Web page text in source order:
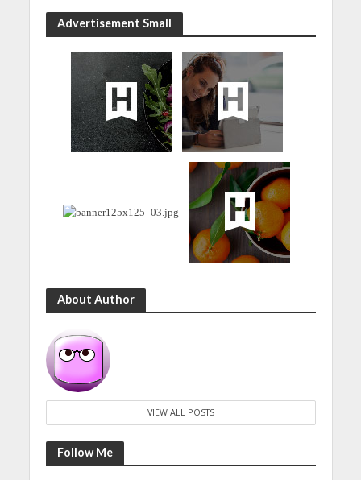
Advertisement Small
About Author
VIEW ALL POSTS
Follow Me